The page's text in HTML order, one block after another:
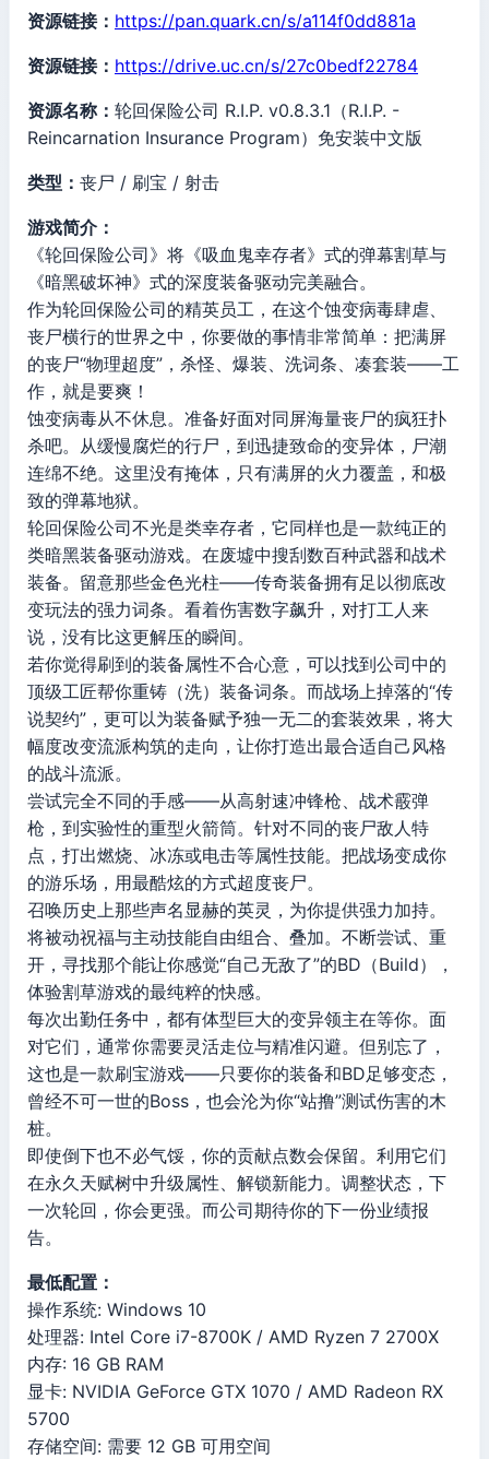
资源链接： https://pan.quark.cn/s/a114f0dd881a
资源链接： https://drive.uc.cn/s/27c0bedf22784
资源名称： 轮回保险公司 R.I.P. v0.8.3.1（R.I.P. -
Reincarnation Insurance Program）免安装中文版
类型： 丧尸 / 刷宝 / 射击
游戏简介：
《轮回保险公司》将《吸血鬼幸存者》式的弹幕割草与
《暗黑破坏神》式的深度装备驱动完美融合。
作为轮回保险公司的精英员工，在这个蚀变病毒肆虐、
丧尸横行的世界之中，你要做的事情非常简单：把满屏
的丧尸“物理超度”，杀怪、爆装、洗词条、凑套装——工
作，就是要爽！
蚀变病毒从不休息。准备好面对同屏海量丧尸的疯狂扑
杀吧。从缓慢腐烂的行尸，到迅捷致命的变异体，尸潮
连绵不绝。这里没有掩体，只有满屏的火力覆盖，和极
致的弹幕地狱。
轮回保险公司不光是类幸存者，它同样也是一款纯正的
类暗黑装备驱动游戏。在废墟中搜刮数百种武器和战术
装备。留意那些金色光柱——传奇装备拥有足以彻底改
变玩法的强力词条。看着伤害数字飙升，对打工人来
说，没有比这更解压的瞬间。
若你觉得刷到的装备属性不合心意，可以找到公司中的
顶级工匠帮你重铸（洗）装备词条。而战场上掉落的“传
说契约”，更可以为装备赋予独一无二的套装效果，将大
幅度改变流派构筑的走向，让你打造出最合适自己风格
的战斗流派。
尝试完全不同的手感——从高射速冲锋枪、战术霰弹
枪，到实验性的重型火箭筒。针对不同的丧尸敌人特
点，打出燃烧、冰冻或电击等属性技能。把战场变成你
的游乐场，用最酷炫的方式超度丧尸。
召唤历史上那些声名显赫的英灵，为你提供强力加持。
将被动祝福与主动技能自由组合、叠加。不断尝试、重
开，寻找那个能让你感觉“自己无敌了”的BD（Build），
体验割草游戏的最纯粹的快感。
每次出勤任务中，都有体型巨大的变异领主在等你。面
对它们，通常你需要灵活走位与精准闪避。但别忘了，
这也是一款刷宝游戏——只要你的装备和BD足够变态，
曾经不可一世的Boss，也会沦为你“站撸”测试伤害的木
桩。
即使倒下也不必气馁，你的贡献点数会保留。利用它们
在永久天赋树中升级属性、解锁新能力。调整状态，下
一次轮回，你会更强。而公司期待你的下一份业绩报
告。
最低配置：
操作系统: Windows 10
处理器: Intel Core i7-8700K / AMD Ryzen 7 2700X
内存: 16 GB RAM
显卡: NVIDIA GeForce GTX 1070 / AMD Radeon RX
5700
存储空间: 需要 12 GB 可用空间